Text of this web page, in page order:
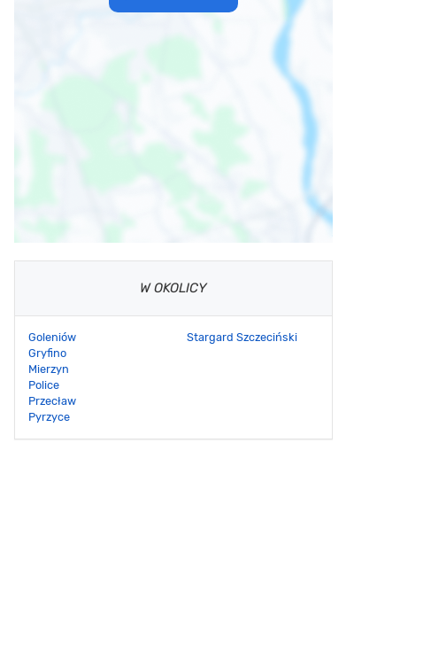
W OKOLICY
Goleniów
Gryfino
Mierzyn
Police
Przecław
Pyrzyce
Stargard Szczeciński